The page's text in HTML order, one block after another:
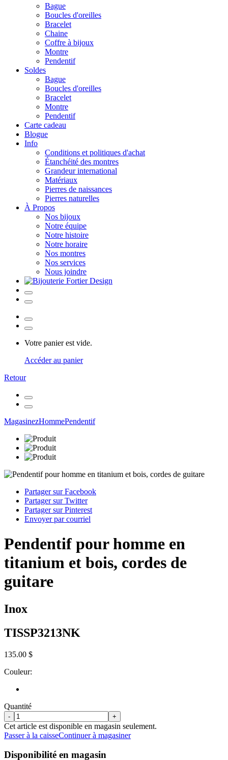
Bague
Boucles d'oreilles
Bracelet
Chaine
Coffre à bijoux
Montre
Pendentif
Soldes
Bague
Boucles d'oreilles
Bracelet
Montre
Pendentif
Carte cadeau
Blogue
Info
Conditions et politiques d'achat
Étanchéité des montres
Grandeur international
Matériaux
Pierres de naissances
Pierres naturelles
À Propos
Nos bijoux
Notre équipe
Notre histoire
Notre horaire
Nos montres
Nos services
Nous joindre
Votre panier est vide.
Accéder au panier
Retour
MagasinezHommePendentif
Partager sur Facebook
Partager sur Twitter
Partager sur Pinterest
Envoyer par courriel
Pendentif pour homme en
titanium et bois, cordes de
guitare
Inox
TISSP3213NK
135.00 $
Couleur:
Quantité
- +
Cet article est disponible en magasin seulement.
Passer à la caisseContinuer à magasiner
Disponibilité en magasin